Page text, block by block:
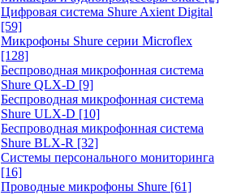
Цифровая система Shure Axient Digital
[59]
Микрофоны Shure серии Microflex
[128]
Беспроводная микрофонная система
Shure QLX-D [9]
Беспроводная микрофонная система
Shure ULX-D [10]
Беспроводная микрофонная система
Shure BLX-R [32]
Системы персонального мониторинга
[16]
Проводные микрофоны Shure [61]